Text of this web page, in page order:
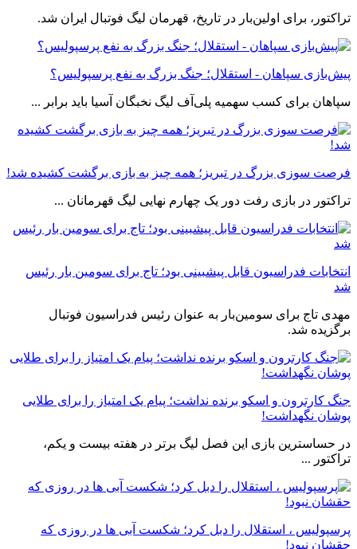
تراکتور، برای اولین‌بار در تاریخ، قهرمان لیگ فوتبال ایران شد.
پیش‌بازی سپاهان - استقلال؛ جنگ بزرگ به نفع پرسپولیس؟
سپاهان برای کسب سهمیه پلی‌آف لیگ ‌نخبگان آسیا باید برابر ...
فرصت سوزی بزرگ در تبریز؛ همه چیز به بازی برگشت کشیده شد!
تراکتور در بازی رفت دور یک چهارم نهایی لیگ قهرمانان ...
انتخابات فدراسیون قابل پیشبینی بود؛ تاج برای سومین بار رئیس
شد
مهدی تاج برای سومین‌بار به عنوان رئیس فدراسیون فوتبال
برگزیده شد.
جنگ کارترون و اسکو برنده نداشت؛ پیام یک امتیاز را برای طلایی
پوشان نگهداشت!
در حساسترین بازی این فصل لیگ برتر در هفته بیست و یکم،
تراکتور ...
پرسپولیس ، استقلال را دبل کرد؛ شکست آبی ها در روزی که
حقشان نبود!